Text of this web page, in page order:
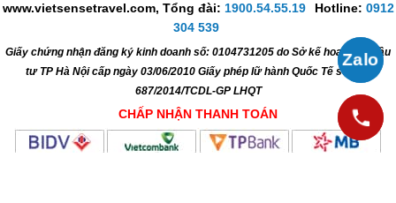
www.vietsensetravel.com, Tổng đài: 1900.54.55.19 Hotline: 0912
304 539
Giấy chứng nhận đăng ký kinh doanh số: 0104731205 do Sở kế hoạch và đầu
tư TP Hà Nội cấp ngày 03/06/2010 Giấy phép lữ hành Quốc Tế số: 01-
687/2014/TCDL-GP LHQT
CHẤP NHẬN THANH TOÁN